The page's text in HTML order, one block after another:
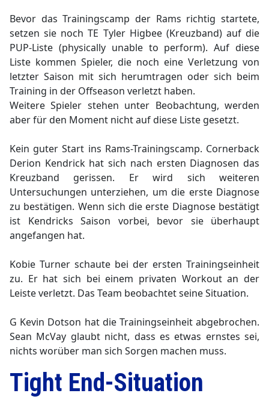
Bevor das Trainingscamp der Rams richtig startete,
setzen sie noch TE Tyler Higbee (Kreuzband) auf die
PUP-Liste (physically unable to perform). Auf diese
Liste kommen Spieler, die noch eine Verletzung von
letzter Saison mit sich herumtragen oder sich beim
Training in der Offseason verletzt haben.
Weitere Spieler stehen unter Beobachtung, werden
aber für den Moment nicht auf diese Liste gesetzt.
Kein guter Start ins Rams-Trainingscamp. Cornerback
Derion Kendrick hat sich nach ersten Diagnosen das
Kreuzband gerissen. Er wird sich weiteren
Untersuchungen unterziehen, um die erste Diagnose
zu bestätigen. Wenn sich die erste Diagnose bestätigt
ist Kendricks Saison vorbei, bevor sie überhaupt
angefangen hat.
Kobie Turner schaute bei der ersten Trainingseinheit
zu. Er hat sich bei einem privaten Workout an der
Leiste verletzt. Das Team beobachtet seine Situation.
G Kevin Dotson hat die Trainingseinheit abgebrochen.
Sean McVay glaubt nicht, dass es etwas ernstes sei,
nichts worüber man sich Sorgen machen muss.
Tight End-Situation